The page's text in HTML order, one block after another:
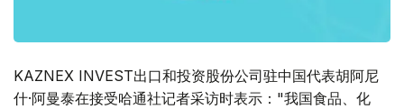
KAZNEX INVEST出口和投资股份公司驻中国代表胡阿尼
什·阿曼泰在接受哈通社记者采访时表示："我国食品、化